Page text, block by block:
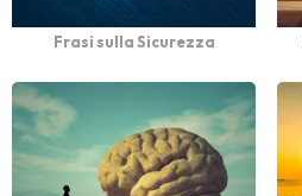
Frasi sulla Sicurezza